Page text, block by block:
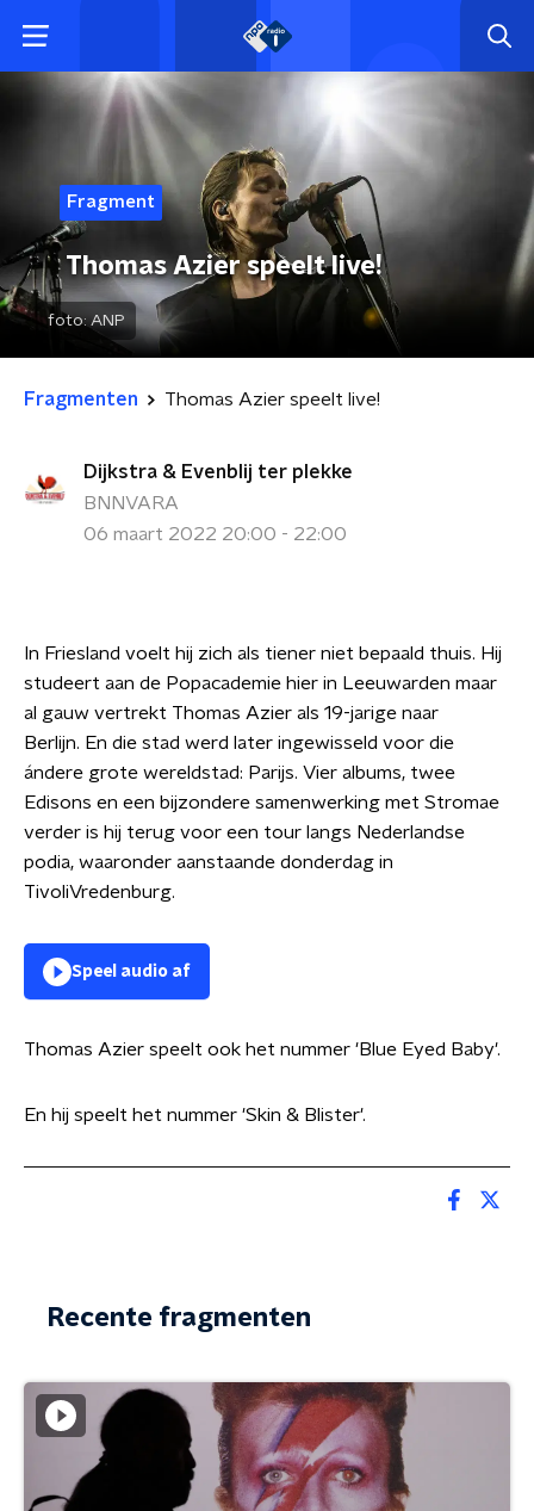
Fragment
Thomas Azier speelt live!
foto: ANP
Fragmenten Thomas Azier speelt live!
Dijkstra & Evenblij ter plekke
BNNVARA
06 maart 2022 20:00 - 22:00
In Friesland voelt hij zich als tiener niet bepaald thuis. Hij
studeert aan de Popacademie hier in Leeuwarden maar
al gauw vertrekt Thomas Azier als 19-jarige naar
Berlijn. En die stad werd later ingewisseld voor die
ándere grote wereldstad: Parijs. Vier albums, twee
Edisons en een bijzondere samenwerking met Stromae
verder is hij terug voor een tour langs Nederlandse
podia, waaronder aanstaande donderdag in
TivoliVredenburg.
Speel audio af
Thomas Azier speelt ook het nummer 'Blue Eyed Baby'.
En hij speelt het nummer 'Skin & Blister'.
Recente fragmenten